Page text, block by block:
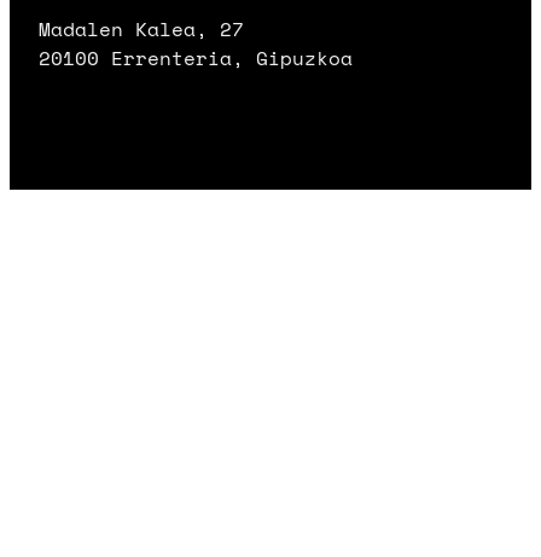
Madalen Kalea, 27
20100 Errenteria, Gipuzkoa